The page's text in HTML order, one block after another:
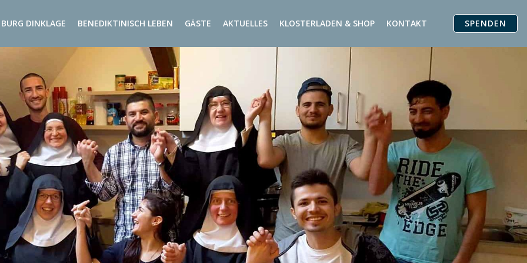
BURG DINKLAGE BENEDIKTINISCH LEBEN GÄSTE AKTUELLES KLOSTERLADEN & SHOP KONTAKT SPENDEN